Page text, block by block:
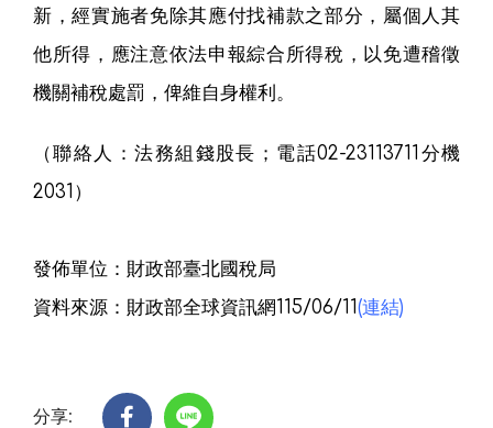
新，經實施者免除其應付找補款之部分，屬個人其
他所得，應注意依法申報綜合所得稅，以免遭稽徵
機關補稅處罰，俾維自身權利。
（聯絡人：法務組錢股長；電話02-23113711分機
2031）
發佈單位：財政部臺北國稅局
資料來源：財政部全球資訊網115/06/11(連結)
分享: